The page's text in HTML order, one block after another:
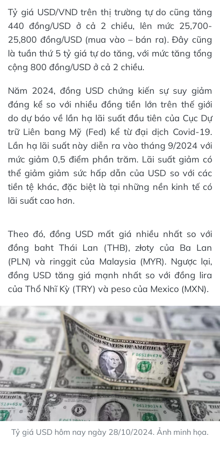
Tỷ giá USD/VND trên thị trường tự do cũng tăng
440 đồng/USD ở cả 2 chiều, lên mức 25,700-
25,800 đồng/USD (mua vào – bán ra). Đây cũng
là tuần thứ 5 tỷ giá tự do tăng, với mức tăng tổng
cộng 800 đồng/USD ở cả 2 chiều.
Năm 2024, đồng USD chứng kiến sự suy giảm
đáng kể so với nhiều đồng tiền lớn trên thế giới
do dự báo về lần hạ lãi suất đầu tiên của Cục Dự
trữ Liên bang Mỹ (Fed) kể từ đại dịch Covid-19.
Lần hạ lãi suất này diễn ra vào tháng 9/2024 với
mức giảm 0,5 điểm phần trăm. Lãi suất giảm có
thể giảm giảm sức hấp dẫn của USD so với các
tiền tệ khác, đặc biệt là tại những nền kinh tế có
lãi suất cao hơn.
Theo đó, đồng USD mất giá nhiều nhất so với
đồng baht Thái Lan (THB), złoty của Ba Lan
(PLN) và ringgit của Malaysia (MYR). Ngược lại,
đồng USD tăng giá mạnh nhất so với đồng lira
của Thổ Nhĩ Kỳ (TRY) và peso của Mexico (MXN).
Tỷ giá USD hôm nay ngày 28/10/2024. Ảnh minh họa.